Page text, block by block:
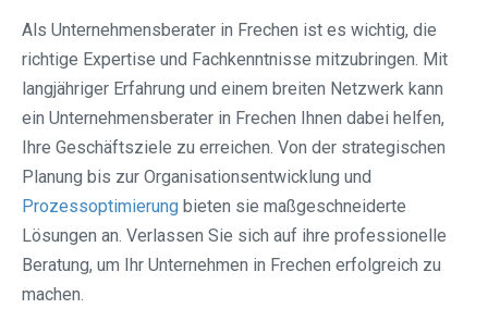
Als Unternehmensberater in Frechen ist es wichtig, die
richtige Expertise und Fachkenntnisse mitzubringen. Mit
langjähriger Erfahrung und einem breiten Netzwerk kann
ein Unternehmensberater in Frechen Ihnen dabei helfen,
Ihre Geschäftsziele zu erreichen. Von der strategischen
Planung bis zur Organisationsentwicklung und
Prozessoptimierung bieten sie maßgeschneiderte
Lösungen an. Verlassen Sie sich auf ihre professionelle
Beratung, um Ihr Unternehmen in Frechen erfolgreich zu
machen.